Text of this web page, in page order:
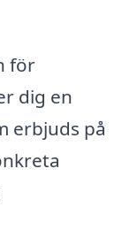
för
dig en
erbjuds på